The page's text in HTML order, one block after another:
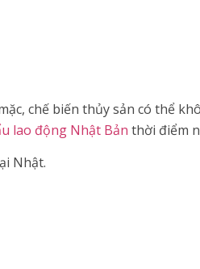
chế biến thủy sản có thể
lao động Nhật Bản thời điểm
Nhật.